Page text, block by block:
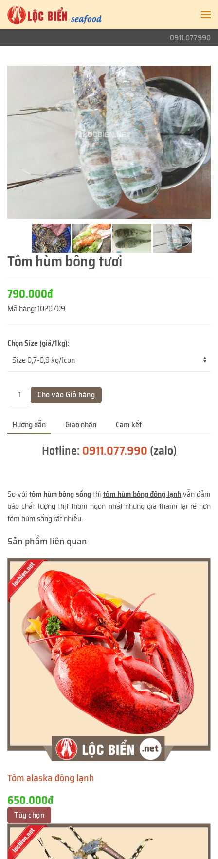
0911.077990
Tôm hùm bông tươi
790.000đ
Mã hàng:1020709
Chọn Size (giá/1kg):
Hướng dẫn Giao nhận Cam kết
Hotline:0911.077.990(zalo)
So với tôm hùm bông sốngthì tôm hùm bông đông lạnhvẫn đảm
bảo chất lượng thịt thơm ngon nhất nhưng giá thành lại rẻ hơn
tôm hùm sống rất nhiều.
Sản phẩm liên quan
Tôm alaska đông lạnh
650.000đ
Tùy chọn